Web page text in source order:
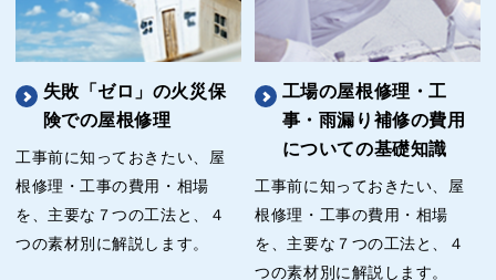
失敗「ゼロ」の火災保
険での屋根修理
工事前に知っておきたい、屋
根修理・工事の費用・相場
を、主要な７つの工法と、４
つの素材別に解説します。
工場の屋根修理・工
事・雨漏り補修の費用
についての基礎知識
工事前に知っておきたい、屋
根修理・工事の費用・相場
を、主要な７つの工法と、４
つの素材別に解説します。